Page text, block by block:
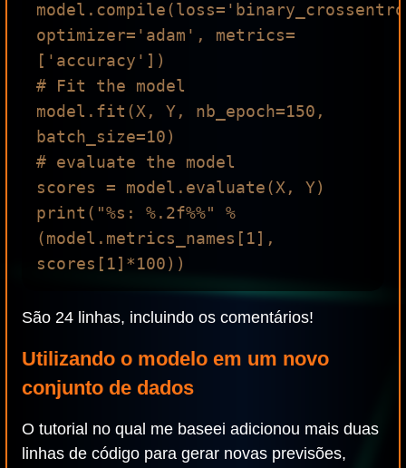
optimizer='adam', metrics=
['accuracy'])
# Fit the model
model.fit(X, Y, nb_epoch=150,
batch_size=10)
# evaluate the model
scores = model.evaluate(X, Y)
print("%s: %.2f%%" %
(model.metrics_names[1],
São 24 linhas, incluindo os comentários!
Utilizando o modelo em um novo
conjunto de dados
O tutorial no qual me baseei adicionou mais duas
linhas de código para gerar novas previsões,